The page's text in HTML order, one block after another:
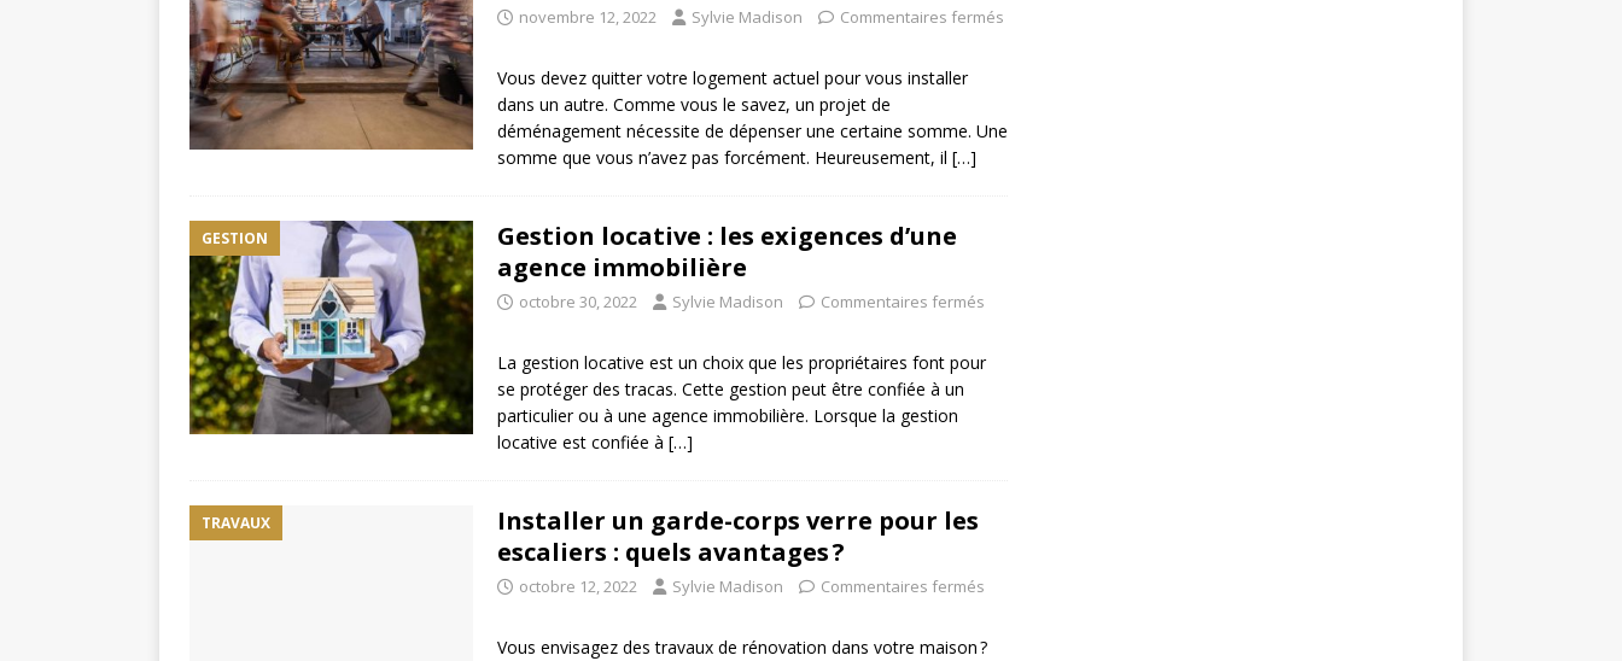
novembre 12, 2022 Sylvie Madison Commentaires fermés
Vous devez quitter votre logement actuel pour vous installer
dans un autre. Comme vous le savez, un projet de
déménagement nécessite de dépenser une certaine somme. Une
somme que vous n’avez pas forcément. Heureusement, il […]
GESTION
Gestion locative : les exigences d’une
agence immobilière
octobre 30, 2022 Sylvie Madison Commentaires fermés
La gestion locative est un choix que les propriétaires font pour
se protéger des tracas. Cette gestion peut être confiée à un
particulier ou à une agence immobilière. Lorsque la gestion
locative est confiée à […]
TRAVAUX
Installer un garde-corps verre pour les
escaliers : quels avantages ?
octobre 12, 2022 Sylvie Madison Commentaires fermés
Vous envisagez des travaux de rénovation dans votre maison ?